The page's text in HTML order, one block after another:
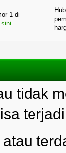
1 di
sini.
tidak